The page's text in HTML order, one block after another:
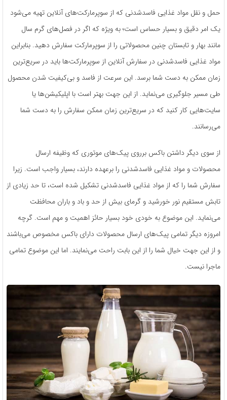
حمل و نقل مواد غذایی فاسدشدنی که از سوپرمارکت‌های آنلاین تهیه می‌شود
یک امر دقیق و بسیار حساس است؛ به ویژه که اگر در فصل‌های گرم سال
مانند بهار و تابستان چنین محصولاتی را از سوپرمارکت سفارش دهید. بنابراین
مواد غذایی فاسدشدنی در سفارش آنلاین از سوپرمارکت‌ها باید در سریع‌ترین
زمان ممکن به دست شما برسد. این سرعت از فاسد و بی‌کیفیت شدن محصول
طی مسیر جلوگیری می‌نماید. از این جهت بهتر است با اپلیکیشن‌ها یا
سایت‌هایی کار کنید که در سریع‌ترین زمان ممکن سفارش را به دست شما
می‌رسانند.
از سوی دیگر داشتن باکس برروی پیک‌های موتوری که وظیفه ارسال
محصولات و مواد غذایی فاسدشدنی را بر‌عهده دارند، بسیار واجب است. زیرا
سفارش شما را که از مواد غذایی فاسدشدنی تشکیل شده است، تا حد زیادی از
تابش مستقیم نور خورشید و گرمای بیش از حد و باد و باران محافظت
می‌نماید. این موضوع به خودی خود بسیار حائز اهمیت و مهم است. گرچه
امروزه دیگر تمامی پیک‌های ارسال محصولات دارای باکس مخصوص می‌باشند
و از این جهت خیال شما را از این بابت راحت می‌نمایند. اما این موضوع تمامی
ماجرا نیست.